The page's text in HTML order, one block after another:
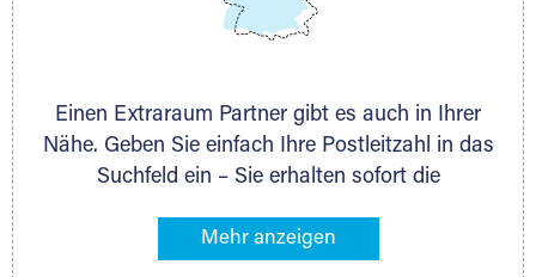
Einen Extraraum Partner gibt es auch in Ihrer
Nähe. Geben Sie einfach Ihre Postleitzahl in das
Suchfeld ein – Sie erhalten sofort die
Lagermöglichkeiten in Ihrer Nähe. An zahlreichen